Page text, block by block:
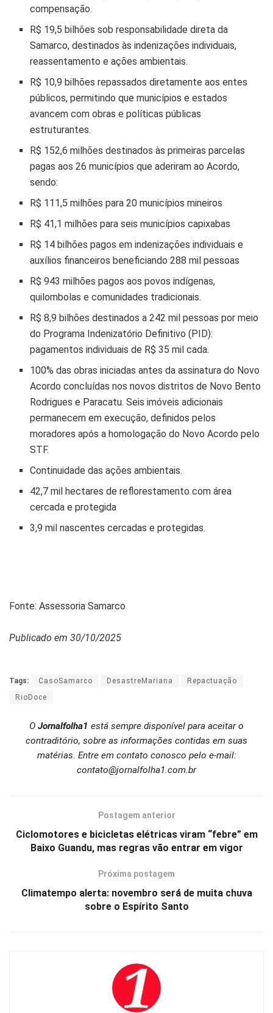
compensação.
R$ 19,5 bilhões sob responsabilidade direta da
Samarco, destinados às indenizações individuais,
reassentamento e ações ambientais.
R$ 10,9 bilhões repassados diretamente aos entes
públicos, permitindo que municípios e estados
avancem com obras e políticas públicas
estruturantes.
R$ 152,6 milhões destinados às primeiras parcelas
pagas aos 26 municípios que aderiram ao Acordo,
sendo:
R$ 111,5 milhões para 20 municípios mineiros
R$ 41,1 milhões para seis municípios capixabas
R$ 14 bilhões pagos em indenizações individuais e
auxílios financeiros beneficiando 288 mil pessoas
R$ 943 milhões pagos aos povos indígenas,
quilombolas e comunidades tradicionais.
R$ 8,9 bilhões destinados a 242 mil pessoas por meio
do Programa Indenizatório Definitivo (PID):
pagamentos individuais de R$ 35 mil cada.
100% das obras iniciadas antes da assinatura do Novo
Acordo concluídas nos novos distritos de Novo Bento
Rodrigues e Paracatu. Seis imóveis adicionais
permanecem em execução, definidos pelos
moradores após a homologação do Novo Acordo pelo
STF.
Continuidade das ações ambientais.
42,7 mil hectares de reflorestamento com área
cercada e protegida
3,9 mil nascentes cercadas e protegidas.
Fonte: Assessoria Samarco
Publicado em 30/10/2025
Tags: CasoSamarco DesastreMariana
Repactuação
RioDoce
O Jornalfolha1 está sempre disponível para aceitar o
contraditório, sobre as informações contidas em suas
matérias. Entre em contato conosco pelo e-mail:
contato@jornalfolha1.com.br
Postagem anterior
Ciclomotores e bicicletas elétricas viram “febre” em
Baixo Guandu, mas regras vão entrar em vigor
Próxima postagem
Climatempo alerta: novembro será de muita chuva
sobre o Espírito Santo